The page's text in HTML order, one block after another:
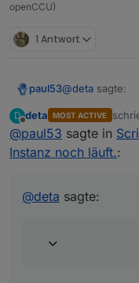
openCCU)
1 Antwort
paul53@deta sagte:
warn Object
exist
Wie kommen
D
Offline
deta MOST ACTIVE
@paul53 sagte in
Instanz noch läuft.:
@deta sagte: